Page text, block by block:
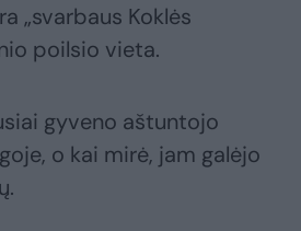
„svarbaus Koklės
poilsio vieta.
gyveno aštuntojo
o kai mirė, jam galėjo